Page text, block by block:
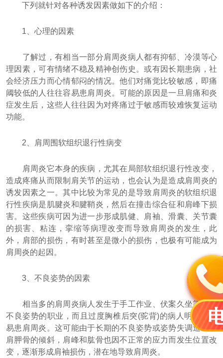
下列就针对各种诱发因素做如下的介绍：
1、心理的因素
了解过，有相当一部分肩周炎病人都有抑郁、冷漠等心
理因素，可有情绪不稳及精神创伤史。或有因长期患病，社
会经济压力而心情郁闷的情况。他们对痛觉比较敏感，即痛
阈较低的人往往容易患肩周炎。可能的原因是一旦肩痛和炎
症发生后，这些人往往因为对疼痛过于敏感而较难恢复运动
功能。
2、肩周围软组织退行性病变
肩周炎它本身的疾病，尤其在局部软组织退行性改变，
造成疼痛从而限制肩关节的运动，也会认为是造成肩周炎的
诱发因素之一。其中比较为常见的是导致肩周炎的软组织退
行性疾病是肌腱炎和腱鞘炎，然后在撞击综合征和肩峰下损
害。这些疾病可因为进一步形成肌健、肩袖、滑囊、关节囊
的损害、粘连，挛缩等病理改变而导致肩周炎的发生，此
外，肩部的损伤，有时甚至是微小的损伤，也极有可能成为
肩周炎的起因。
3、不良姿势的因素
相当多的肩周炎病人发生于手工作业、伏案久坐等具有
不良姿势的职业，而且过度胸椎后突(驼背)的病人明显地容
易患肩周炎。这可能由于长期的不良姿势或姿势失调造成了
肩胛骨的倾斜，肩峰和肱骨也因不正常的应力而发生位置改
变，逐渐形成肩袖损伤，潜在地导致肩周炎。